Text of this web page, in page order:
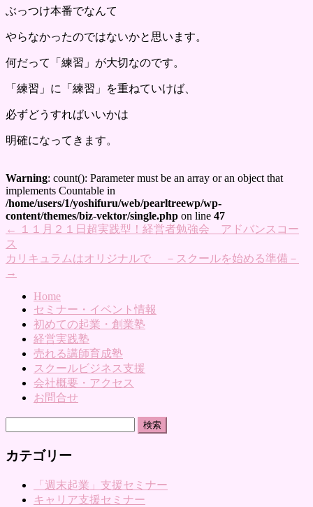
ぶっつけ本番でなんて
やらなかったのではないかと思います。
何だって「練習」が大切なのです。
「練習」に「練習」を重ねていけば、
必ずどうすればいいかは
明確になってきます。
Warning: count(): Parameter must be an array or an object that
implements Countable in
/home/users/1/yoshifuru/web/pearltreewp/wp-
content/themes/biz-vektor/single.php on line 47
←
１１月２１日超実践型！経営者勉強会 アドバンスコー
ス
カリキュラムはオリジナルで －スクールを始める準備－
→
Home
セミナー・イベント情報
初めての起業・創業塾
経営実践塾
売れる講師育成塾
スクールビジネス支援
会社概要・アクセス
お問合せ
カテゴリー
「週末起業」支援セミナー
キャリア支援セミナー